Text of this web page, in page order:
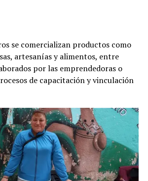
se comercializan productos como
artesanías y alimentos, entre
por las emprendedoras o
de capacitación y vinculación